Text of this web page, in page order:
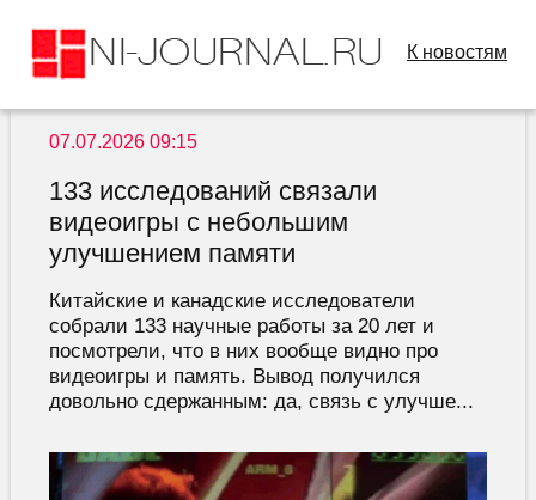
К новостям
07.07.2026 09:15
133 исследований связали
видеоигры с небольшим
улучшением памяти
Китайские и канадские исследователи
собрали 133 научные работы за 20 лет и
посмотрели, что в них вообще видно про
видеоигры и память. Вывод получился
довольно сдержанным: да, связь с улучше...